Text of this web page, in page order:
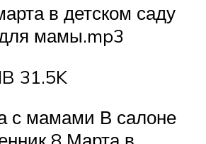
в детском саду
мамы.mp3
31.5K
с мамами В салоне